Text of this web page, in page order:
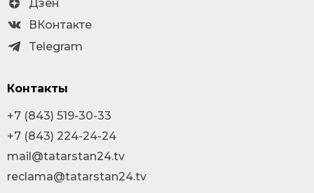
Дзен
ВКонтакте
Telegram
Контакты
+7 (843) 519-30-33
+7 (843) 224-24-24
mail@tatarstan24.tv
reclama@tatarstan24.tv